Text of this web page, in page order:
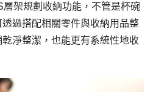
架規劃收納功能，不管是杯碗
過搭配相關零件與收納用品整
淨整潔，也能更有系統性地收